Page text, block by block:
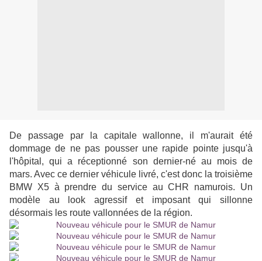
De passage par la capitale wallonne, il m'aurait été
dommage de ne pas pousser une rapide pointe jusqu'à
l'hôpital, qui a réceptionné son dernier-né au mois de
mars. Avec ce dernier véhicule livré, c'est donc la troisième
BMW X5 à prendre du service au CHR namurois. Un
modèle au look agressif et imposant qui sillonne
désormais les route vallonnées de la région.